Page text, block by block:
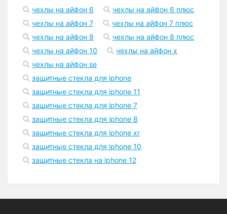
чехлы на айфон 6
чехлы на айфон 6 плюс
чехлы на айфон 7
чехлы на айфон 7 плюс
чехлы на айфон 8
чехлы на айфон 8 плюс
чехлы на айфон 10
чехлы на айфон x
чехлы на айфон se
защитные стекла для iphone
защитные стекла для iphone 11
защитные стекла для iphone 7
защитные стекла для iphone 8
защитные стекла для iphone xr
защитные стекла для iphone 10
защитные стекла на iphone 12